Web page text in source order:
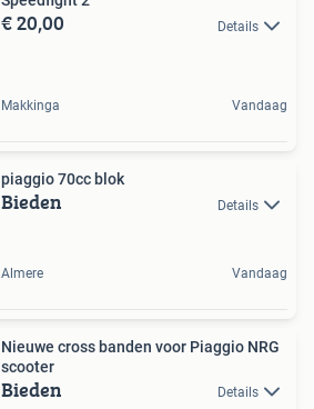
€ 20,00 Details
Makkinga Vandaag
piaggio 70cc blok
Bieden Details
Almere Vandaag
Nieuwe cross banden voor Piaggio NRG
scooter
Bieden Details